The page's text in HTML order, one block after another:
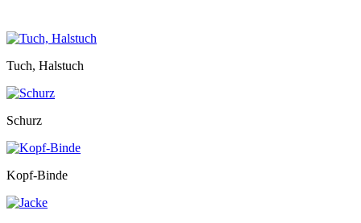
Tuch, Halstuch
Schurz
Kopf-Binde